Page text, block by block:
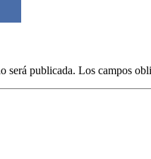
será publicada. Los campos